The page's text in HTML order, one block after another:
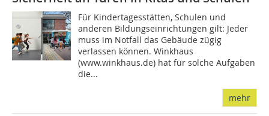
Für Kindertagesstätten, Schulen und
anderen Bildungseinrichtungen gilt: Jeder
muss im Notfall das Gebäude zügig
verlassen können. Winkhaus
(www.winkhaus.de) hat für solche Aufgaben
die...
mehr